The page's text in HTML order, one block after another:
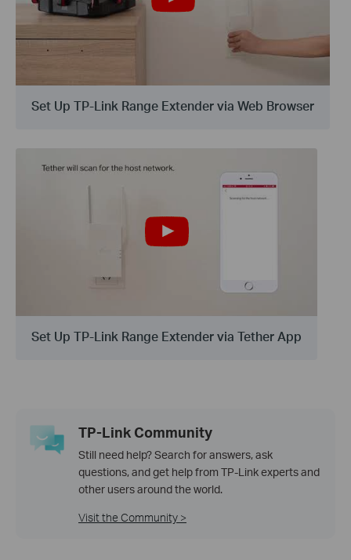
Set Up TP-Link Range Extender via Web Browser
Set Up TP-Link Range Extender via Tether App
TP-Link Community
Still need help? Search for answers, ask
questions, and get help from TP-Link experts and
other users around the world.
Visit the Community >